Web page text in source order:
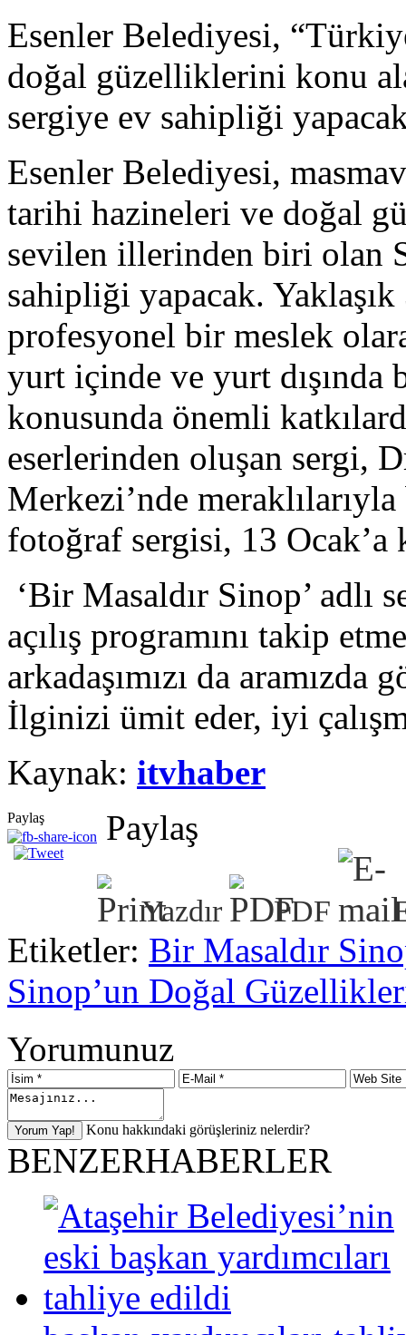
Esenler Belediyesi,
doğal güzelliklerini konu
sergiye ev sahipliği
Esenler Belediyesi,
tarihi hazineleri ve doğal
sevilen illerinden biri olan
sahipliği yapacak. Yaklaşık
profesyonel bir meslek
yurt içinde ve yurt dışında
konusunda önemli
eserlerinden oluşan sergi,
Merkezi’nde
fotoğraf sergisi, 13 Ocak’a
‘Bir Masaldır Sinop’ adlı
açılış programını takip
arkadaşımızı da
İlginizi ümit eder, iyi
Kaynak: itvhaber
Paylaş Paylaş
Yazdır PDF
Etiketler: Bir Masaldır
Sinop’un Doğal
Yorumunuz
Konu hakkındaki görüşleriniz nelerdir?
BENZERHABERLER